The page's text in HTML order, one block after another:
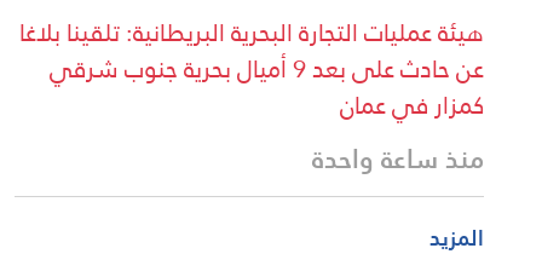
هيئة عمليات التجارة البحرية البريطانية: تلقينا بلاغا
عن حادث على بعد 9 أميال بحرية جنوب شرقي
كمزار في عمان
منذ ساعة واحدة
المزيد